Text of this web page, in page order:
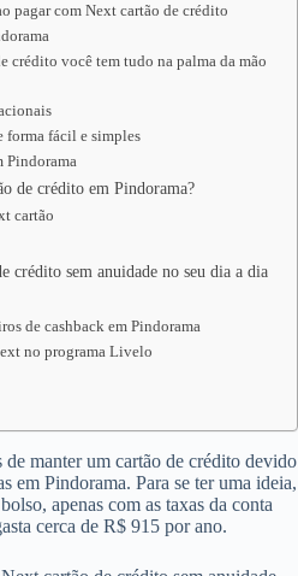
com Next cartão de crédito
você tem tudo na palma da mão
fácil e simples
Pindorama
de crédito em Pindorama?
cartão
crédito sem anuidade no seu dia a dia
de cashback em Pindorama
no programa Livelo
manter um cartão de crédito devido
em Pindorama. Para se ter uma ideia,
apenas com as taxas da conta
cerca de R$ 915 por ano.